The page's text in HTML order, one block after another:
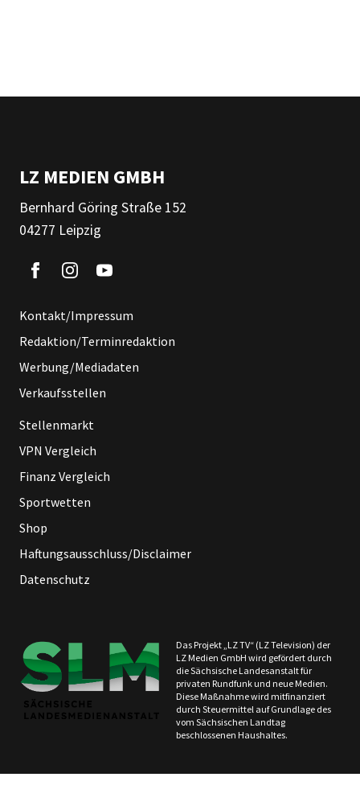
LZ MEDIEN GMBH
Bernhard Göring Straße 152
04277 Leipzig
Kontakt/Impressum
Redaktion/Terminredaktion
Werbung/Mediadaten
Verkaufsstellen
Stellenmarkt
VPN Vergleich
Finanz Vergleich
Sportwetten
Shop
Haftungsausschluss/Disclaimer
Datenschutz
Das Projekt „LZ TV“ (LZ Television) der
LZ Medien GmbH wird gefördert durch
die Sächsische Landesanstalt für
privaten Rundfunk und neue Medien.
Diese Maßnahme wird mitfinanziert
durch Steuermittel auf Grundlage des
vom Sächsischen Landtag
beschlossenen Haushaltes.